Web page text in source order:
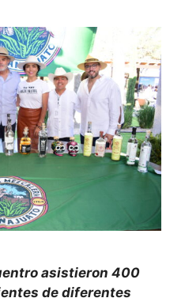
asistieron 400
de diferentes